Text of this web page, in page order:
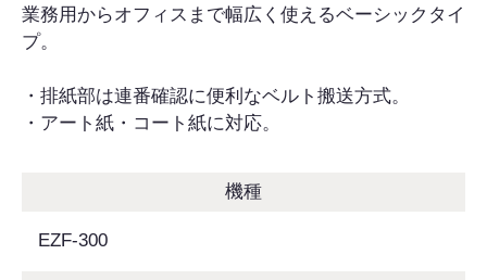
業務用からオフィスまで幅広く使えるベーシックタイ
プ。
・排紙部は連番確認に便利なベルト搬送方式。
・アート紙・コート紙に対応。
機種
EZF-300